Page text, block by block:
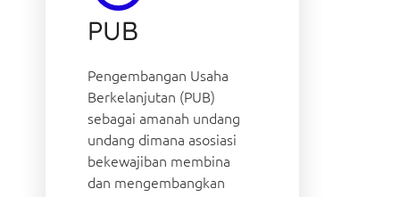
PUB
Pengembangan Usaha
Berkelanjutan (PUB)
sebagai amanah undang
undang dimana asosiasi
bekewajiban membina
dan mengembangkan